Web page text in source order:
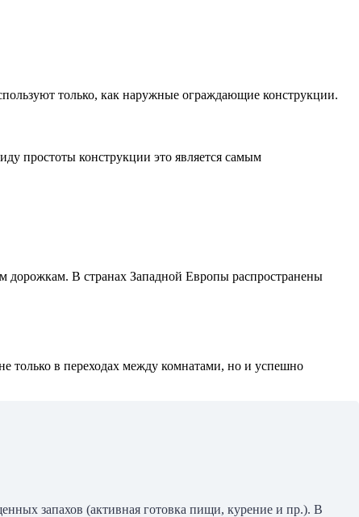
только, как наружные ограждающие конструкции.
простоты конструкции это является самым
дорожкам. В странах Западной Европы распространены
только в переходах между комнатами, но и успешно
запахов (активная готовка пищи, курение и пр.). В